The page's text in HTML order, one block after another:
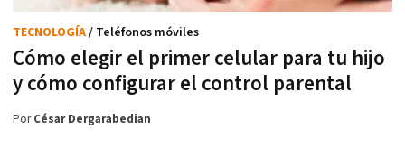
Cómo elegir el primer celular para tu hijo
y cómo configurar el control parental
TECNOLOGÍA/ Teléfonos móviles
PorCésar Dergarabedian